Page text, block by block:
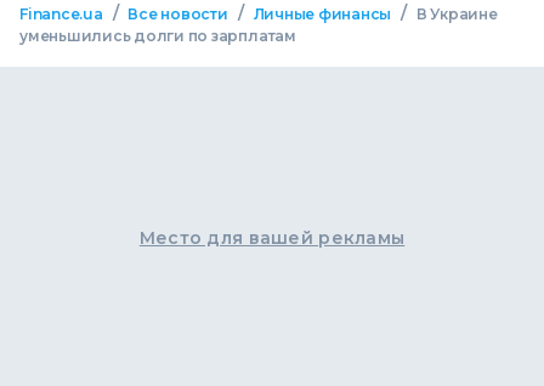
Finance.ua / Все новости / Личные финансы /
В Украине
уменьшились долги по зарплатам
Место для вашей рекламы